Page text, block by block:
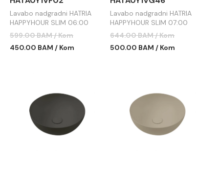
Lavabo nadgradni HATRIA
HAPPYHOUR SLIM 06:00
fi400x165mm mat crni
599.00 BAM / Kom
450.00 BAM / Kom
Lavabo nadgradni HATRIA
HAPPYHOUR SLIM 07:00
fi440x155mm forest
644.00 BAM / Kom
500.00 BAM / Kom